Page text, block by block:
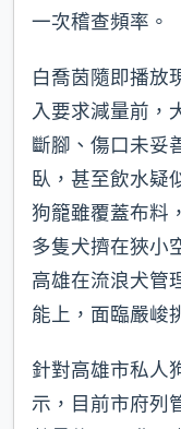
一次稽查頻率。
白喬茵隨即播放
入要求減量前，
斷腳、傷口未妥
臥，甚至飲水疑
狗籠雖覆蓋布料
多隻犬擠在狹小
高雄在流浪犬管
能上，面臨嚴峻
針對高雄市私人
示，目前市府列